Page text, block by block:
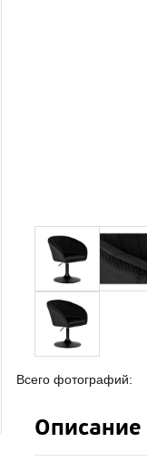
Всего фотографий:
Описание